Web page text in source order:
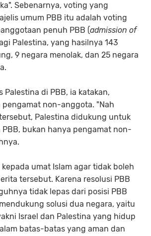
Sebenarnya, voting yang
umum PBB itu adalah voting
penuh PBB (admission of
Palestina, yang hasilnya 143
9 negara menolak, dan 25 negara
Palestina di PBB, ia katakan,
pengamat non-anggota. "Nah
Palestina didukung untuk
bukan hanya pengamat non-
umat Islam agar tidak boleh
tersebut. Karena resolusi PBB
tidak lepas dari posisi PBB
solusi dua negara, yaitu
Israel dan Palestina yang hidup
batas-batas yang aman dan